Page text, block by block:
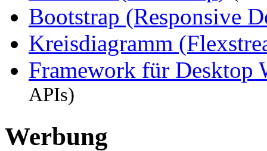
Bootstrap (Responsive
Kreisdiagramm
Framework für Desktop
APIs)
Werbung